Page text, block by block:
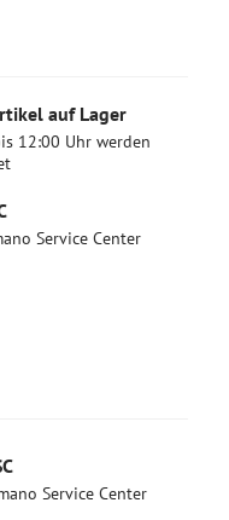
auf Lager
12:00 Uhr werden
Service Center
Service Center